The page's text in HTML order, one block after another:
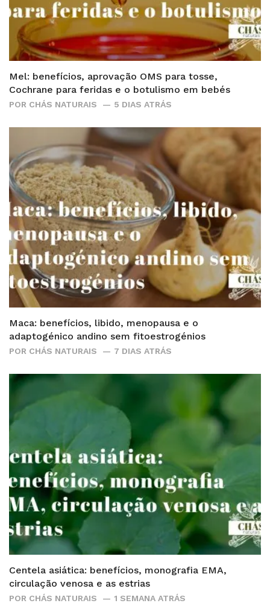
Mel: benefícios, aprovação OMS para tosse,
Cochrane para feridas e o botulismo em bebés
POR CHÁS NATURAIS 5 DIAS ATRÁS
Maca: benefícios, libido, menopausa e o
adaptogénico andino sem fitoestrogénios
POR CHÁS NATURAIS 7 DIAS ATRÁS
Centela asiática: benefícios, monografia EMA,
circulação venosa e as estrias
POR CHÁS NATURAIS 1 SEMANA ATRÁS